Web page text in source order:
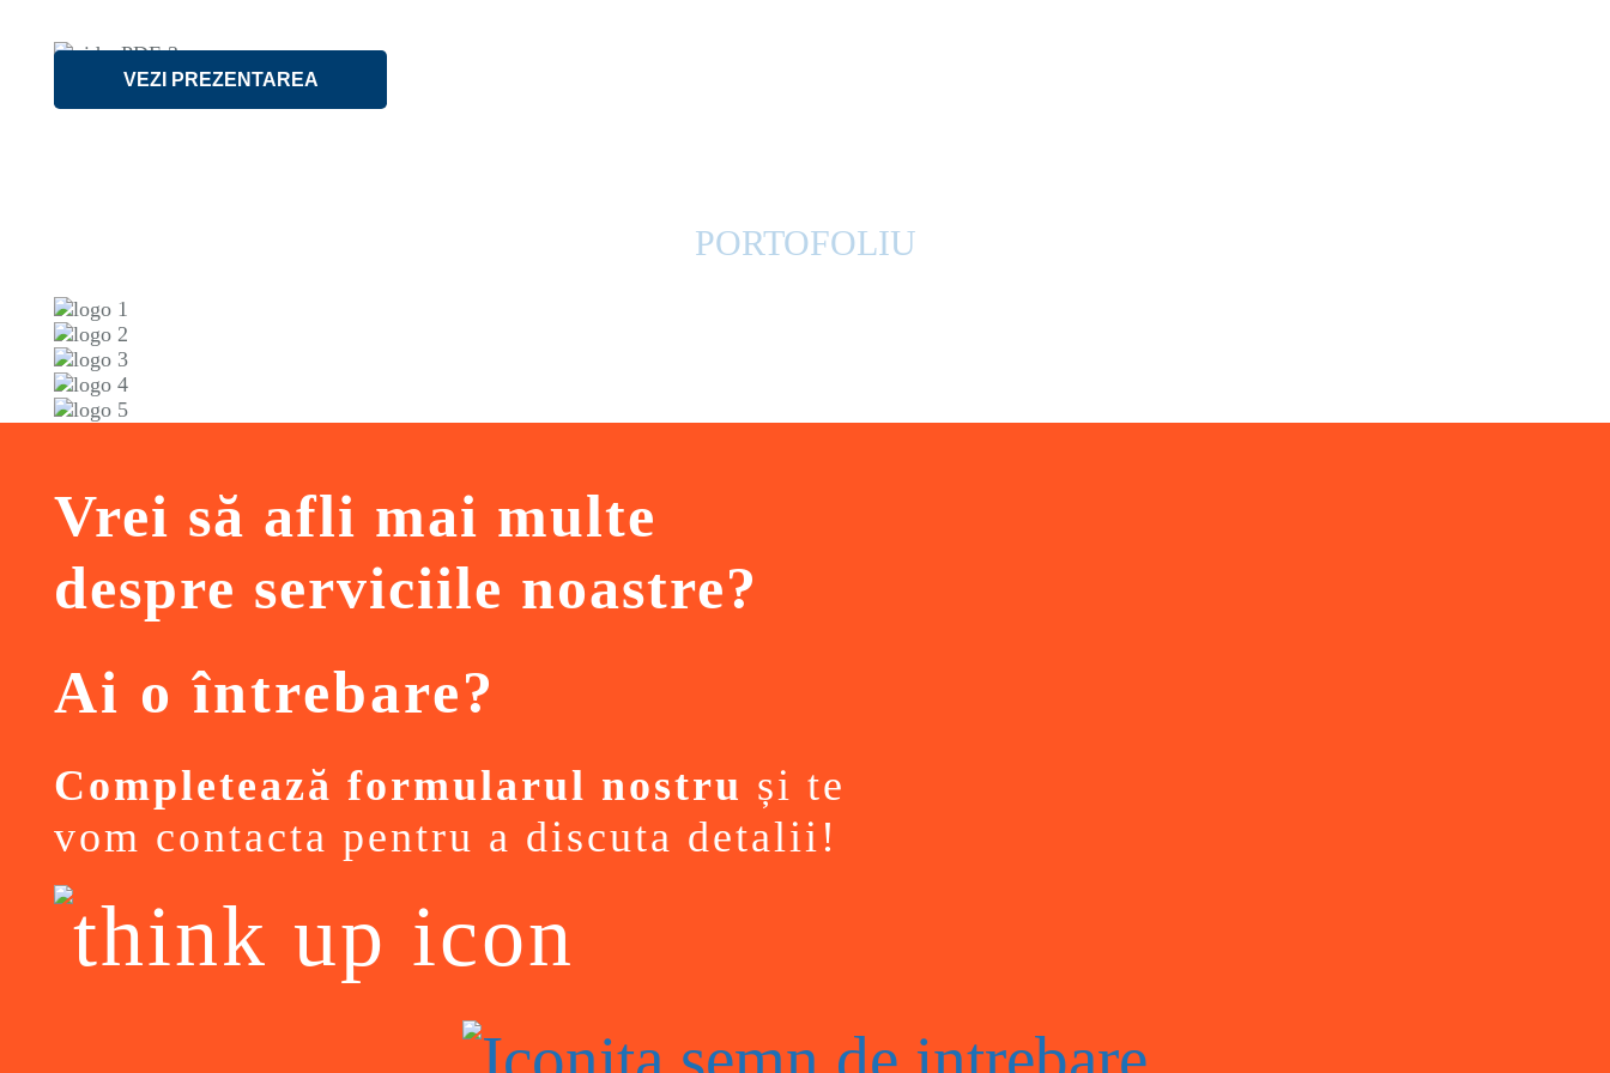
VEZI PREZENTAREA
PORTOFOLIU
Vrei să afli mai multe
despre serviciile noastre?
Ai o întrebare?
Completează formularul nostru și te
vom contacta pentru a discuta detalii!